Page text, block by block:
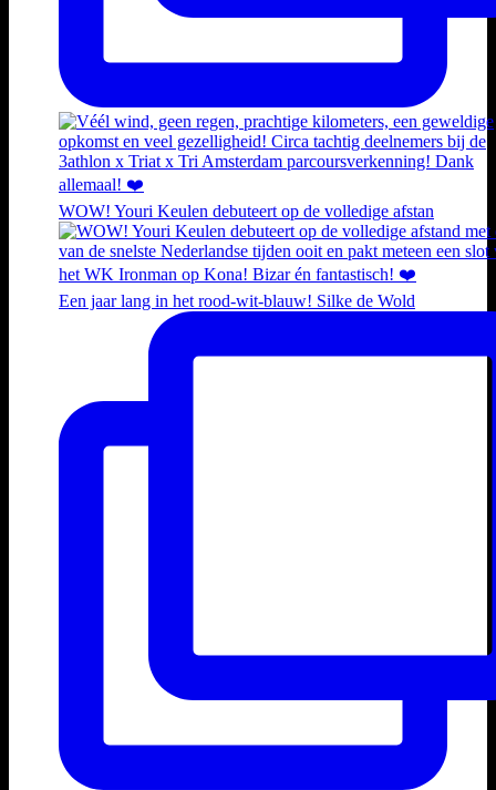
WOW! Youri Keulen debuteert op de volledige afstan
Een jaar lang in het rood-wit-blauw! Silke de Wold